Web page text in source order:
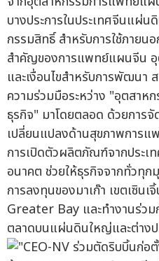
บางประการในประเทศจีนแผ่
กรรมสิทธิ์ สำหรับการใช้ภายน
สำคัญของการแพทย์แผนจีน อุ
และเงื่อนไขสำหรับการพัฒนา
ความร่วมมือระหว่าง "อุตสาห
ธุรกิจ" มาโดยตลอด ด้วยการ
เปลี่ยนแปลงด้านสุขภาพการแ
การเปิดตัวผลิตภัณฑ์จากประเท
อนาคต ช่วยให้ธุรกิจจากทั่วทุก
การลงทุนของมาเก๊า เขตเซินเ
Greater Bay และทำงานร่วม
ตลาดบนแผ่นดินใหญ่และต่างป